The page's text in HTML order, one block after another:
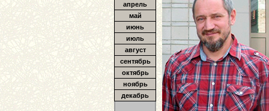
апрель
май
июнь
июль
август
сентябрь
октябрь
ноябрь
декабрь